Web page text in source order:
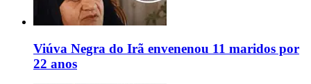
Viúva Negra do Irã envenenou 11 maridos por
22 anos